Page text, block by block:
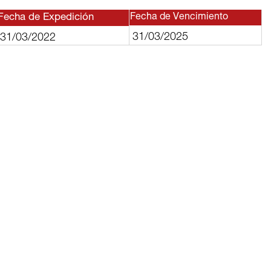
de Expedición
31/03/2022
Fecha de Vencimiento
31/03/2025